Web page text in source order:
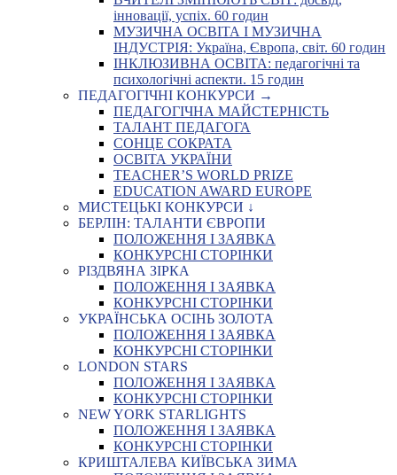
інновації, успіх. 60 годин
МУЗИЧНА ОСВІТА І МУЗИЧНА
ІНДУСТРІЯ: Україна, Європа, світ. 60 годин
ІНКЛЮЗИВНА ОСВІТА: педагогічні та
психологічні аспекти. 15 годин
ПЕДАГОГІЧНІ КОНКУРСИ →
ПЕДАГОГІЧНА МАЙСТЕРНІСТЬ
ТАЛАНТ ПЕДАГОГА
СОНЦЕ СОКРАТА
ОСВІТА УКРАЇНИ
TEACHER’S WORLD PRIZE
EDUCATION AWARD EUROPE
МИСТЕЦЬКІ КОНКУРСИ ↓
БЕРЛІН: ТАЛАНТИ ЄВРОПИ
ПОЛОЖЕННЯ І ЗАЯВКА
КОНКУРСНІ СТОРІНКИ
РІЗДВЯНА ЗІРКА
ПОЛОЖЕННЯ І ЗАЯВКА
КОНКУРСНІ СТОРІНКИ
УКРАЇНСЬКА ОСІНЬ ЗОЛОТА
ПОЛОЖЕННЯ І ЗАЯВКА
КОНКУРСНІ СТОРІНКИ
LONDON STARS
ПОЛОЖЕННЯ І ЗАЯВКА
КОНКУРСНІ СТОРІНКИ
NEW YORK STARLIGHTS
ПОЛОЖЕННЯ І ЗАЯВКА
КОНКУРСНІ СТОРІНКИ
КРИШТАЛЕВА КИЇВСЬКА ЗИМА